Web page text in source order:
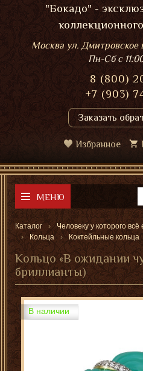
"Бокадо" -
Москва ул. Дмитровское
Пн-Сбс
8 (800)
+7 (903)
Заказать
Избранное
МЕНЮ
Каталог Человеку у которого всё
Кольца
Коктейльные кольца
Кольцо «В ожидании
бриллианты)
В наличии